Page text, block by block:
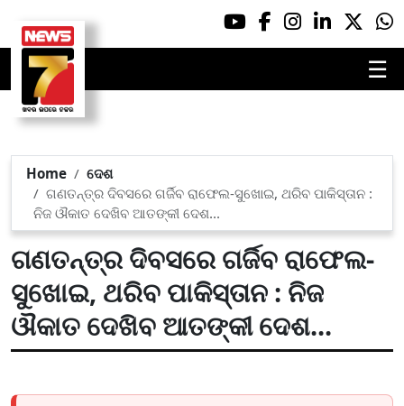
☰
Home
ଦେଶ
ଗଣତନ୍ତ୍ର ଦିବସରେ ଗର୍ଜିବ ରାଫେଲ-ସୁଖୋଇ, ଥରିବ ପାକିସ୍ତାନ :
ନିଜ ଔକାତ ଦେଖିବ ଆତଙ୍କୀ ଦେଶ...
ଗଣତନ୍ତ୍ର ଦିବସରେ ଗର୍ଜିବ ରାଫେଲ-
ସୁଖୋଇ, ଥରିବ ପାକିସ୍ତାନ : ନିଜ
ଔକାତ ଦେଖିବ ଆତଙ୍କୀ ଦେଶ...